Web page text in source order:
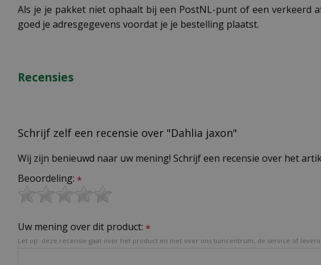
Als je je pakket niet ophaalt bij een PostNL-punt of een verkeerd
goed je adresgegevens voordat je je bestelling plaatst.
Recensies
Schrijf zelf een recensie over "Dahlia jaxon"
Wij zijn benieuwd naar uw mening! Schrijf een recensie over het
Beoordeling: *
Uw mening over dit product: *
Let op: deze recensie gaat over het product en niet over ons tuincentrum, de service of